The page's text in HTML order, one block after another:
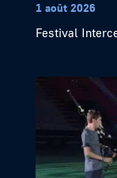
1 août 2026
Festival